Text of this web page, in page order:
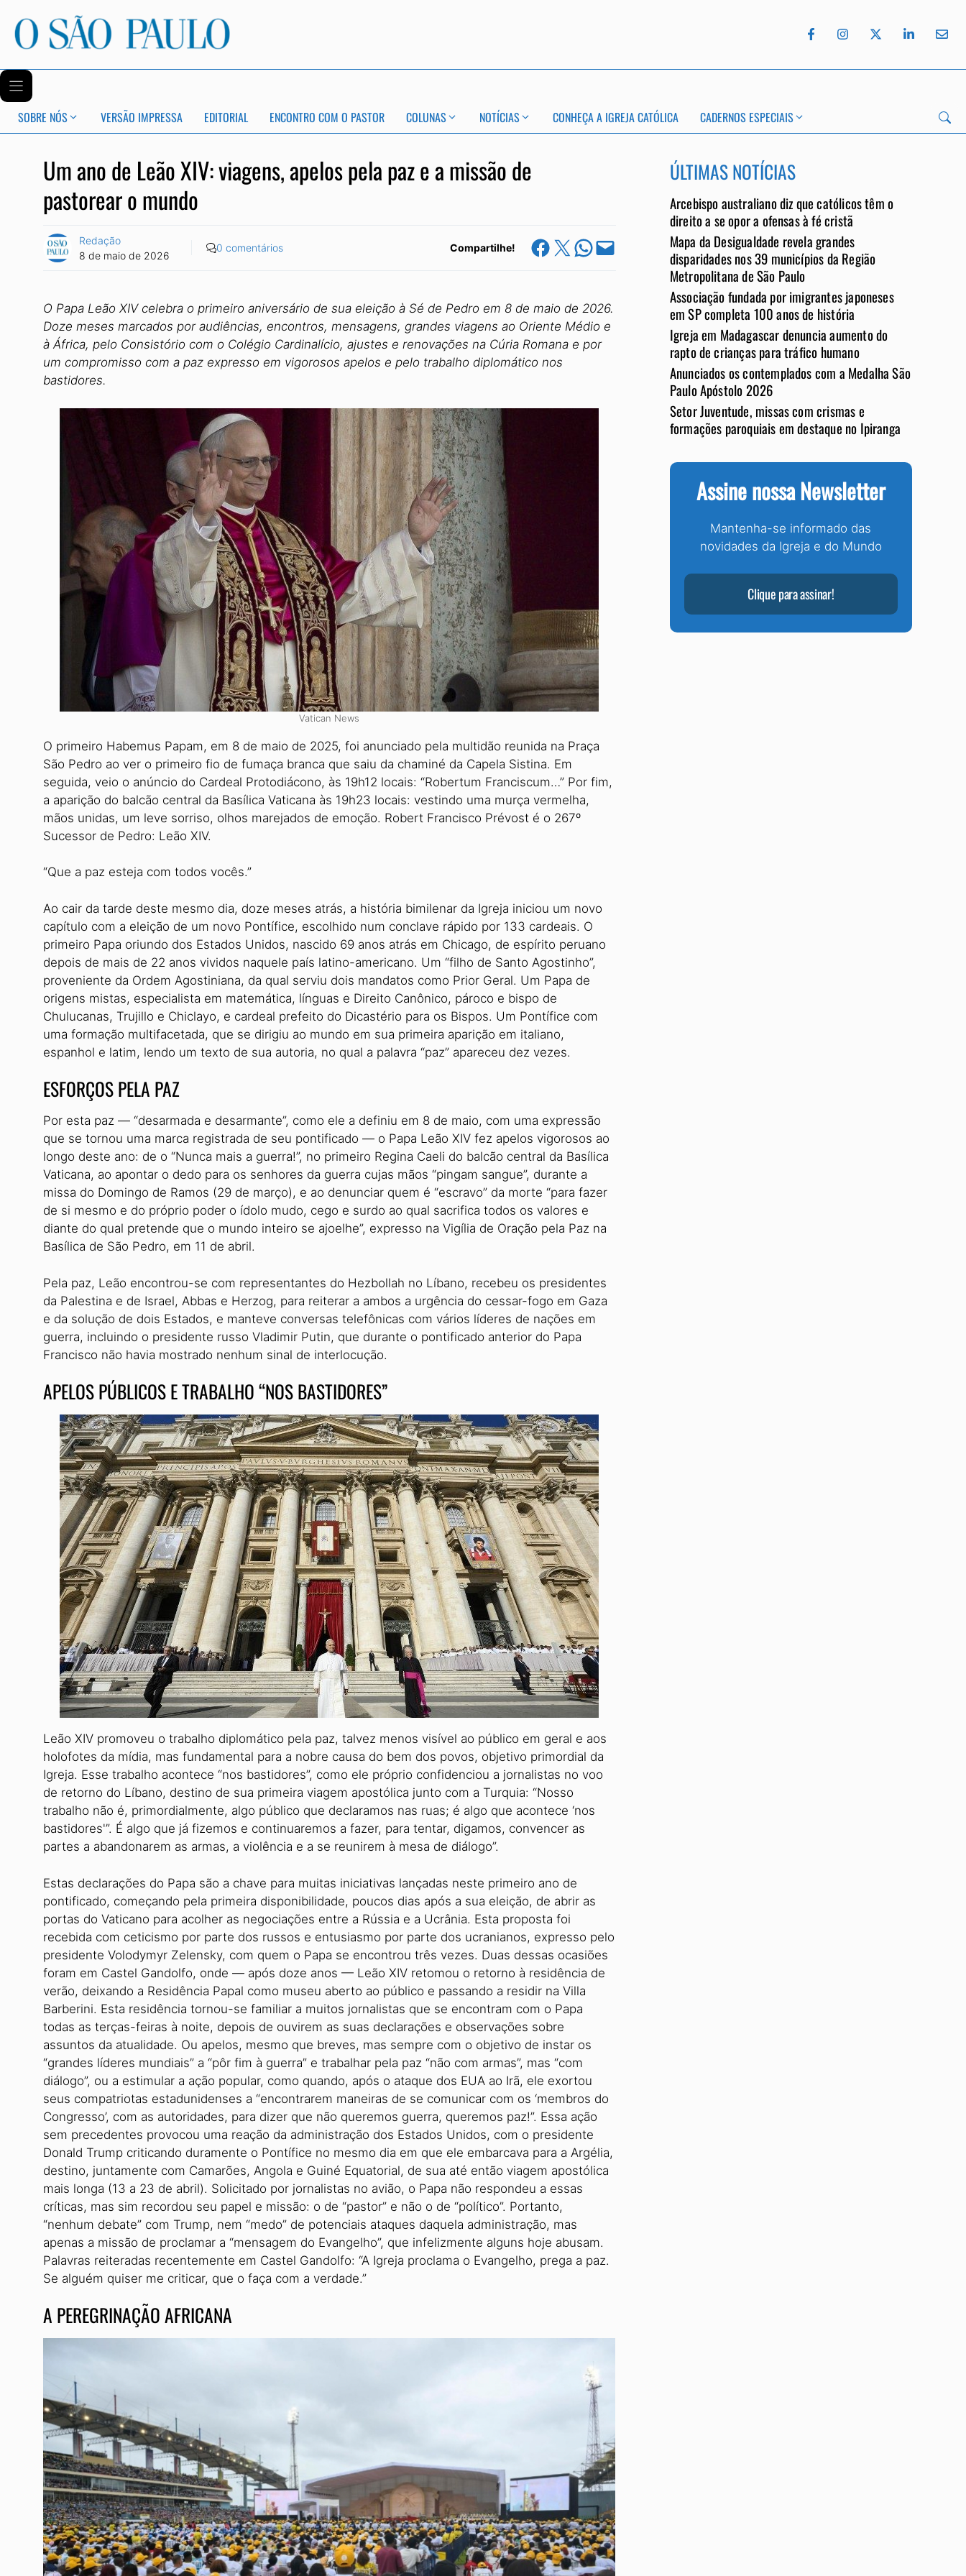
SOBRE NÓS VERSÃO IMPRESSA EDITORIAL ENCONTRO COM O PASTOR COLUNAS NOTÍCIAS CONHEÇA A IGREJA CATÓLICA CADERNOS ESPECIAIS
Um ano de Leão XIV: viagens, apelos pela paz e a missão de
pastorear o mundo
Redação
8 de maio de 2026
0 comentários Compartilhe! Share on Facebook
Share on X Share on WhatsApp
Email this Page
O Papa Leão XIV celebra o primeiro aniversário de sua eleição à Sé de Pedro em 8 de maio de 2026.
Doze meses marcados por audiências, encontros, mensagens, grandes viagens ao Oriente Médio e
à África, pelo Consistório com o Colégio Cardinalício, ajustes e renovações na Cúria Romana e por
um compromisso com a paz expresso em vigorosos apelos e pelo trabalho diplomático nos
bastidores.
Vatican News
O primeiro Habemus Papam, em 8 de maio de 2025, foi anunciado pela multidão reunida na Praça
São Pedro ao ver o primeiro fio de fumaça branca que saiu da chaminé da Capela Sistina. Em
seguida, veio o anúncio do Cardeal Protodiácono, às 19h12 locais: “Robertum Franciscum…” Por fim,
a aparição do balcão central da Basílica Vaticana às 19h23 locais: vestindo uma murça vermelha,
mãos unidas, um leve sorriso, olhos marejados de emoção. Robert Francisco Prévost é o 267º
Sucessor de Pedro: Leão XIV.
“Que a paz esteja com todos vocês.”
Ao cair da tarde deste mesmo dia, doze meses atrás, a história bimilenar da Igreja iniciou um novo
capítulo com a eleição de um novo Pontífice, escolhido num conclave rápido por 133 cardeais. O
primeiro Papa oriundo dos Estados Unidos, nascido 69 anos atrás em Chicago, de espírito peruano
depois de mais de 22 anos vividos naquele país latino-americano. Um “filho de Santo Agostinho”,
proveniente da Ordem Agostiniana, da qual serviu dois mandatos como Prior Geral. Um Papa de
origens mistas, especialista em matemática, línguas e Direito Canônico, pároco e bispo de
Chulucanas, Trujillo e Chiclayo, e cardeal prefeito do Dicastério para os Bispos. Um Pontífice com
uma formação multifacetada, que se dirigiu ao mundo em sua primeira aparição em italiano,
espanhol e latim, lendo um texto de sua autoria, no qual a palavra “paz” apareceu dez vezes.
ESFORÇOS PELA PAZ
Por esta paz — “desarmada e desarmante”, como ele a definiu em 8 de maio, com uma expressão
que se tornou uma marca registrada de seu pontificado — o Papa Leão XIV fez apelos vigorosos ao
longo deste ano: de o “Nunca mais a guerra!”, no primeiro Regina Caeli do balcão central da Basílica
Vaticana, ao apontar o dedo para os senhores da guerra cujas mãos “pingam sangue”, durante a
missa do Domingo de Ramos (29 de março), e ao denunciar quem é “escravo” da morte “para fazer
de si mesmo e do próprio poder o ídolo mudo, cego e surdo ao qual sacrifica todos os valores e
diante do qual pretende que o mundo inteiro se ajoelhe”, expresso na Vigília de Oração pela Paz na
Basílica de São Pedro, em 11 de abril.
Pela paz, Leão encontrou-se com representantes do Hezbollah no Líbano, recebeu os presidentes
da Palestina e de Israel, Abbas e Herzog, para reiterar a ambos a urgência do cessar-fogo em Gaza
e da solução de dois Estados, e manteve conversas telefônicas com vários líderes de nações em
guerra, incluindo o presidente russo Vladimir Putin, que durante o pontificado anterior do Papa
Francisco não havia mostrado nenhum sinal de interlocução.
APELOS PÚBLICOS E TRABALHO “NOS BASTIDORES”
Leão XIV promoveu o trabalho diplomático pela paz, talvez menos visível ao público em geral e aos
holofotes da mídia, mas fundamental para a nobre causa do bem dos povos, objetivo primordial da
Igreja. Esse trabalho acontece “nos bastidores”, como ele próprio confidenciou a jornalistas no voo
de retorno do Líbano, destino de sua primeira viagem apostólica junto com a Turquia: “Nosso
trabalho não é, primordialmente, algo público que declaramos nas ruas; é algo que acontece ‘nos
bastidores'”. É algo que já fizemos e continuaremos a fazer, para tentar, digamos, convencer as
partes a abandonarem as armas, a violência e a se reunirem à mesa de diálogo”.
Estas declarações do Papa são a chave para muitas iniciativas lançadas neste primeiro ano de
pontificado, começando pela primeira disponibilidade, poucos dias após a sua eleição, de abrir as
portas do Vaticano para acolher as negociações entre a Rússia e a Ucrânia. Esta proposta foi
recebida com ceticismo por parte dos russos e entusiasmo por parte dos ucranianos, expresso pelo
presidente Volodymyr Zelensky, com quem o Papa se encontrou três vezes. Duas dessas ocasiões
foram em Castel Gandolfo, onde — após doze anos — Leão XIV retomou o retorno à residência de
verão, deixando a Residência Papal como museu aberto ao público e passando a residir na Villa
Barberini. Esta residência tornou-se familiar a muitos jornalistas que se encontram com o Papa
todas as terças-feiras à noite, depois de ouvirem as suas declarações e observações sobre
assuntos da atualidade. Ou apelos, mesmo que breves, mas sempre com o objetivo de instar os
“grandes líderes mundiais” a “pôr fim à guerra” e trabalhar pela paz “não com armas”, mas “com
diálogo”, ou a estimular a ação popular, como quando, após o ataque dos EUA ao Irã, ele exortou
seus compatriotas estadunidenses a “encontrarem maneiras de se comunicar com os ‘membros do
Congresso’, com as autoridades, para dizer que não queremos guerra, queremos paz!”. Essa ação
sem precedentes provocou uma reação da administração dos Estados Unidos, com o presidente
Donald Trump criticando duramente o Pontífice no mesmo dia em que ele embarcava para a Argélia,
destino, juntamente com Camarões, Angola e Guiné Equatorial, de sua até então viagem apostólica
mais longa (13 a 23 de abril). Solicitado por jornalistas no avião, o Papa não respondeu a essas
críticas, mas sim recordou seu papel e missão: o de “pastor” e não o de “político”. Portanto,
“nenhum debate” com Trump, nem “medo” de potenciais ataques daquela administração, mas
apenas a missão de proclamar a “mensagem do Evangelho”, que infelizmente alguns hoje abusam.
Palavras reiteradas recentemente em Castel Gandolfo: “A Igreja proclama o Evangelho, prega a paz.
Se alguém quiser me criticar, que o faça com a verdade.”
A PEREGRINAÇÃO AFRICANA
ÚLTIMAS NOTÍCIAS
Arcebispo australiano diz que católicos têm o
direito a se opor a ofensas à fé cristã
Mapa da Desigualdade revela grandes
disparidades nos 39 municípios da Região
Metropolitana de São Paulo
Associação fundada por imigrantes japoneses
em SP completa 100 anos de história
Igreja em Madagascar denuncia aumento do
rapto de crianças para tráfico humano
Anunciados os contemplados com a Medalha São
Paulo Apóstolo 2026
Setor Juventude, missas com crismas e
formações paroquiais em destaque no Ipiranga
Assine nossa Newsletter
Mantenha-se informado das
novidades da Igreja e do Mundo
Clique para assinar!